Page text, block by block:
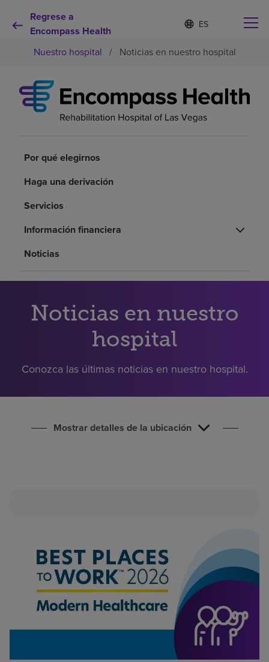
Regrese a
Encompass Health
Lista
de
idiomas
contraída
d
o
s
e
e
Por qué debe elegirnos
Recursos de salud
Inversores
Pagar mi factura
Nuestro hospital / Noticias en nuestro hospital
Por qué elegirnos
Haga una derivación
Servicios
Información financiera
Noticias
Noticias en nuestro
hospital
Conozca las últimas noticias en nuestro hospital.
Mostrar detalles de la ubicación